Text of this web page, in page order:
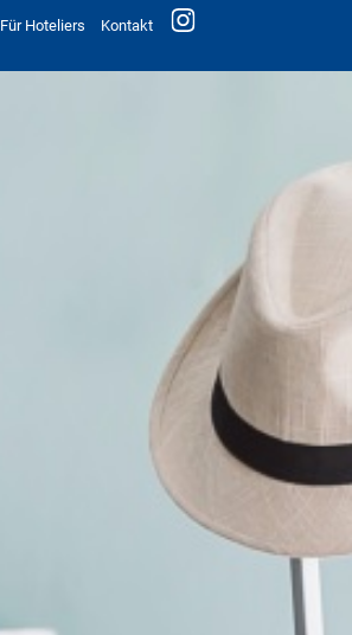
Für Hoteliers
Kontakt